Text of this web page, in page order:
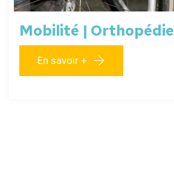
Mobilité | Orthopédie
En savoir +